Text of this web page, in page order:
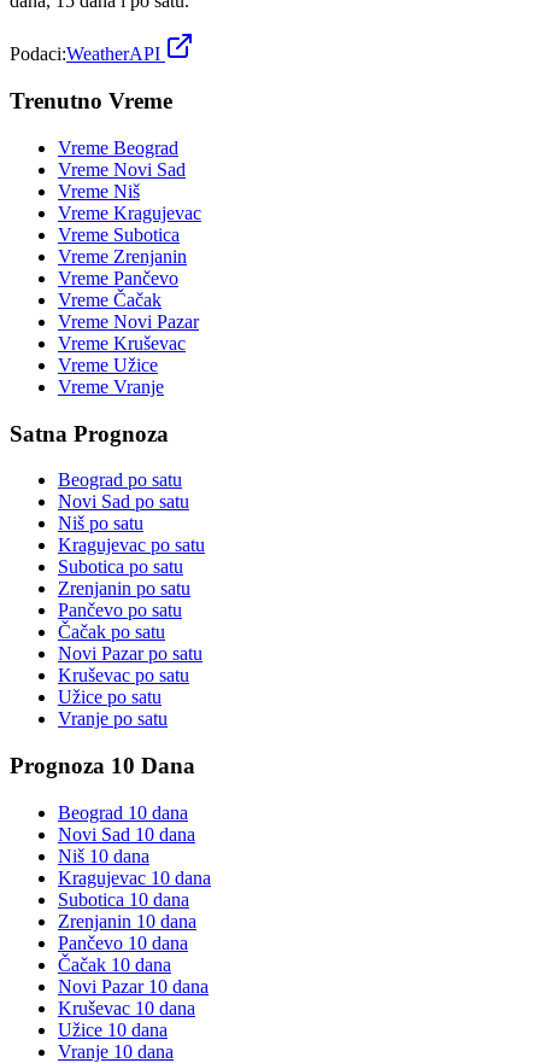
Podaci:WeatherAPI
Trenutno Vreme
Vreme Beograd
Vreme Novi Sad
Vreme Niš
Vreme Kragujevac
Vreme Subotica
Vreme Zrenjanin
Vreme Pančevo
Vreme Čačak
Vreme Novi Pazar
Vreme Kruševac
Vreme Užice
Vreme Vranje
Satna Prognoza
Beograd po satu
Novi Sad po satu
Niš po satu
Kragujevac po satu
Subotica po satu
Zrenjanin po satu
Pančevo po satu
Čačak po satu
Novi Pazarpo satu
Kruševac po satu
Užice po satu
Vranje po satu
Prognoza 10 Dana
Beograd 10 dana
Novi Sad 10 dana
Niš 10 dana
Kragujevac 10 dana
Subotica 10 dana
Zrenjanin 10 dana
Pančevo 10 dana
Čačak 10 dana
Novi Pazar10 dana
Kruševac 10 dana
Užice 10 dana
Vranje 10 dana